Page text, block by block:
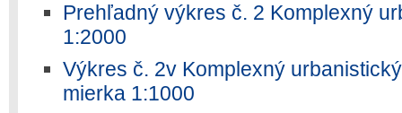
Prehľadný výkres č. 2 Komplexný
1:2000
Výkres č. 2v Komplexný
mierka 1:1000